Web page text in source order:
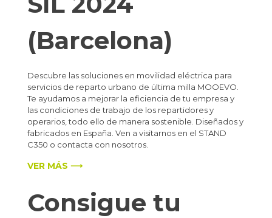
(Barcelona)
Descubre las soluciones en movilidad eléctrica para
servicios de reparto urbano de última milla MOOEVO.
Te ayudamos a mejorar la eficiencia de tu empresa y
las condiciones de trabajo de los repartidores y
operarios, todo ello de manera sostenible. Diseñados y
fabricados en España. Ven a visitarnos en el STAND
C350 o contacta con nosotros.
VER MÁS ⟶
Consigue tu